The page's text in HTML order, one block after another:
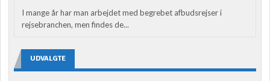
I mange år har man arbejdet med begrebet afbudsrejser i
rejsebranchen, men findes de...
UDVALGTE